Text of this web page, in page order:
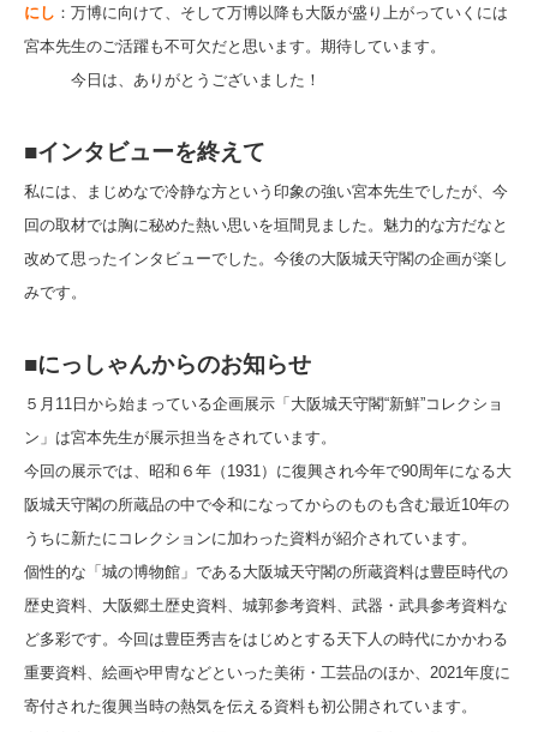
にし ：万博に向けて、そして万博以降も大阪が盛り上がっていくには
宮本先生のご活躍も不可欠だと思います。期待しています。
今日は、ありがとうございました！
■インタビューを終えて
私には、まじめなで冷静な方という印象の強い宮本先生でしたが、今
回の取材では胸に秘めた熱い思いを垣間見ました。魅力的な方だなと
改めて思ったインタビューでした。今後の大阪城天守閣の企画が楽し
みです。
■にっしゃんからのお知らせ
５月11日から始まっている企画展示「大阪城天守閣“新鮮”コレクショ
ン」は宮本先生が展示担当をされています。
今回の展示では、昭和６年（1931）に復興され今年で90周年になる大
阪城天守閣の所蔵品の中で令和になってからのものも含む最近10年の
うちに新たにコレクションに加わった資料が紹介されています。
個性的な「城の博物館」である大阪城天守閣の所蔵資料は豊臣時代の
歴史資料、大阪郷土歴史資料、城郭参考資料、武器・武具参考資料な
ど多彩です。今回は豊臣秀吉をはじめとする天下人の時代にかかわる
重要資料、絵画や甲冑などといった美術・工芸品のほか、2021年度に
寄付された復興当時の熱気を伝える資料も初公開されています。